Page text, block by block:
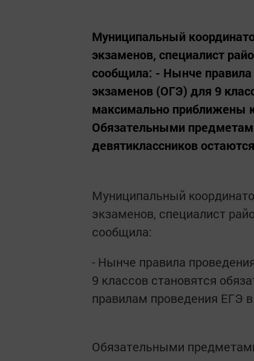
Муниципальный
экзаменов, специалист
сообщила: - Нынче правила
экзаменов (ОГЭ) для 9
максимально приближены
Обязательными
девятиклассников
Муниципальный
экзаменов, специалист
сообщила:
- Нынче правила
9 классов становятся
правилам проведения ЕГЭ
Обязательными